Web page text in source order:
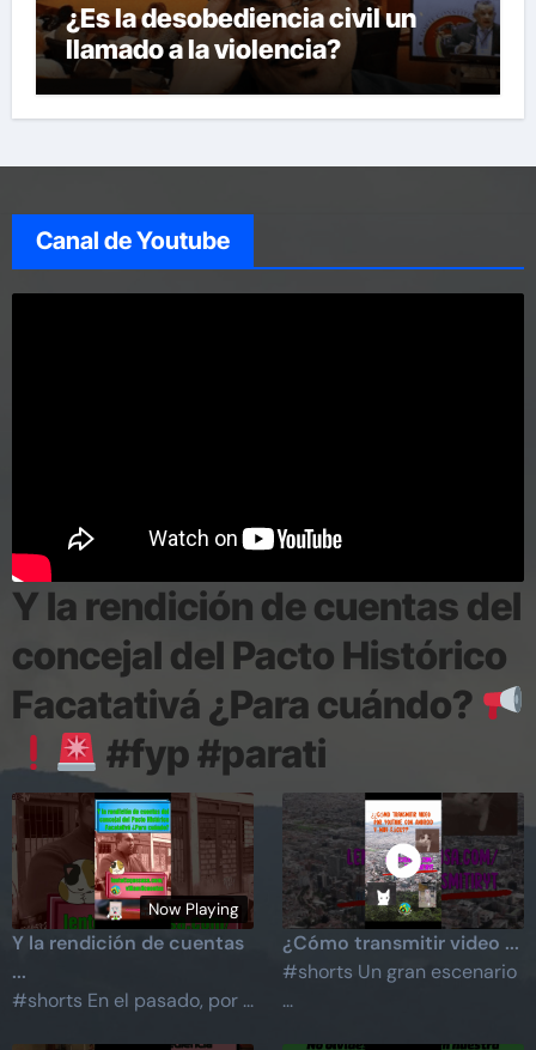
¿Es la desobediencia civil un
llamado a la violencia?
Canal de Youtube
Y la rendición de cuentas del
concejal del Pacto Histórico
Facatativá ¿Para cuándo?
#fyp #parati
Now Playing
Y la rendición de cuentas
...
#shorts En el pasado, por ...
¿Cómo transmitir video ...
#shorts Un gran escenario
...